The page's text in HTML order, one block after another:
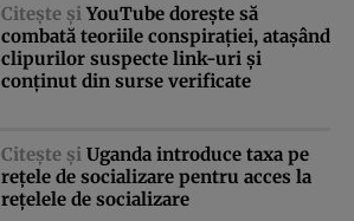
Citeşte şiYouTube doreşte să
combată teoriile conspiraţiei, ataşând
clipurilor suspecte link-uri şi
conţinut din surse verificate
Citeşte şi Uganda introduce taxa pe
reţele de socializare pentru acces la
reţelele de socializare